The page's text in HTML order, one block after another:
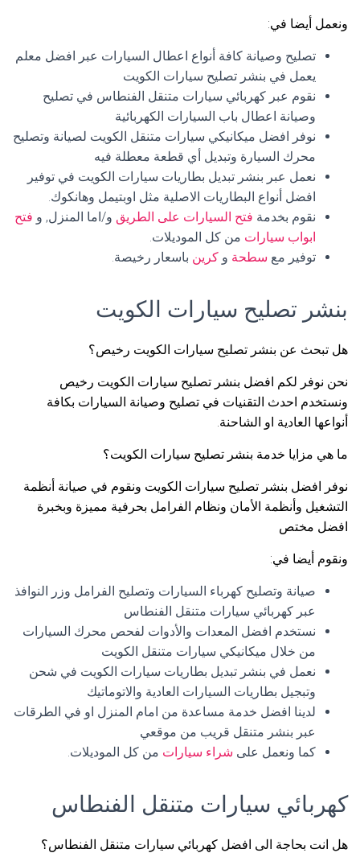
ونعمل أيضا في:
تصليح وصيانة كافة أنواع اعطال السيارات عبر افضل معلم
يعمل في بنشر تصليح سيارات الكويت
نقوم عبر كهربائي سيارات متنقل الفنطاس في تصليح
وصيانة اعطال باب السيارات الكهربائية
نوفر افضل ميكانيكي سيارات متنقل الكويت لصيانة وتصليح
محرك السيارة وتبديل أي قطعة معطلة فيه
نعمل عبر بنشر تبديل بطاريات سيارات الكويت في توفير
افضل أنواع البطاريات الاصلية مثل اوبتيمل وهانكوك.
نقوم بخدمة فتح السيارات على الطريق و/اما المنزل, و فتح
ابواب سيارات من كل الموديلات.
توفير مع سطحة و كرين باسعار رخيصة.
بنشر تصليح سيارات الكويت
هل تبحث عن بنشر تصليح سيارات الكويت رخيص؟
نحن نوفر لكم افضل بنشر تصليح سيارات الكويت رخيص
ونستخدم احدث التقنيات في تصليح وصيانة السيارات بكافة
أنواعها العادية او الشاحنة.
ما هي مزايا خدمة بنشر تصليح سيارات الكويت؟
نوفر افضل بنشر تصليح سيارات الكويت ونقوم في صيانة أنظمة
التشغيل وأنظمة الأمان ونظام الفرامل بحرفية مميزة وبخبرة
افضل مختص
ونقوم أيضا في:
صيانة وتصليح كهرباء السيارات وتصليح الفرامل وزر النوافذ
عبر كهربائي سيارات متنقل الفنطاس
نستخدم افضل المعدات والأدوات لفحص محرك السيارات
من خلال ميكانيكي سيارات متنقل الكويت
نعمل في بنشر تبديل بطاريات سيارات الكويت في شحن
وتبجيل بطاريات السيارات العادية والاتوماتيك
لدينا افضل خدمة مساعدة من امام المنزل او في الطرقات
عبر بنشر متنقل قريب من موقعي
كما ونعمل على شراء سيارات من كل الموديلات.
كهربائي سيارات متنقل الفنطاس
هل انت بحاجة الى افضل كهربائي سيارات متنقل الفنطاس؟